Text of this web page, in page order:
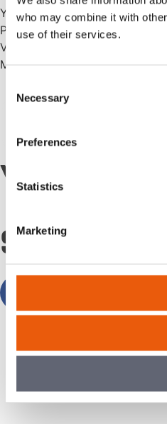
who may combine it with
use of their services.
Selection
Necessary
Preferences
Statistics
Marketing
Yritys
Privacy
Vastuullisuus
Myynti- ja toimitusehdot
YLPEÄ
SEURAA